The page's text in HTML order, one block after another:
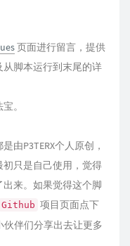
页面进行留言，提供
脚本运行到末尾的详
。
由P3TERX个人原创，
初只是自己使用，觉得
来。如果觉得这个脚
Github 项目页面点下
伙伴们分享出去让更多